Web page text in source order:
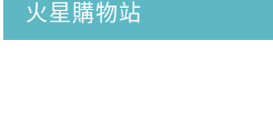
火星購物站